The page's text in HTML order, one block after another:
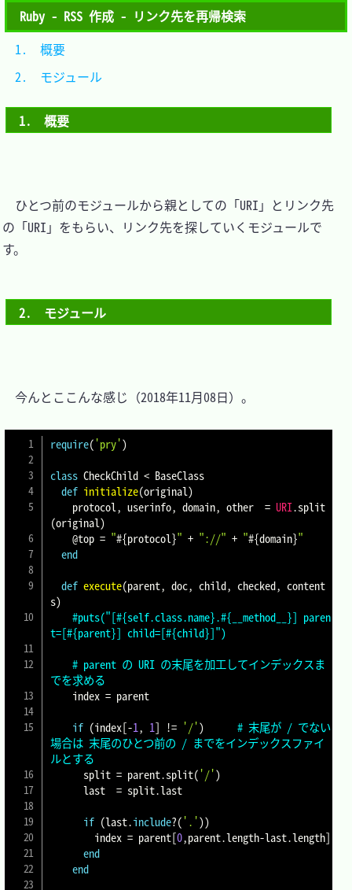
Ruby - RSS 作成 - リンク先を再帰検索
1.　概要
ひとつ前のモジュールから親としての「URI」とリンク先
の「URI」をもらい、リンク先を探していくモジュールで
す。
2.　モジュール
今んとここんな感じ（2018年11月08日）。
require('pry')
class CheckChild < BaseClass
def initialize(original)
    protocol
, userinfo, domain, other = URI.split
(original)
@top = "#{protocol}" + "://" + "#{domain}"
end
def execute(parent, doc, child, checked, content
s)
#puts("[#{self.class.name}.#{__method__}] paren
t=[#{parent}] child=[#{child}]")
# parent の URI の末尾を加工してインデックスま
でを求める
    index
= parent
if (index[-1, 1] != '/')
# 末尾が / でない
場合は 末尾のひとつ前の / までをインデックスファイ
ルとする
      split
= parent.split('/')
      last
= split.last
if (last.include?('.'))
        index
= parent[0,parent.length-last.length]
end
end